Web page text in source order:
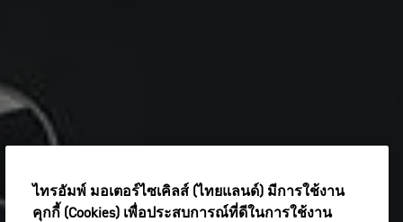
ไทรอัมพ์ มอเตอร์ไซเคิลส์ (ไทยแลนด์) มีการใช้งาน
คุกกี้ (Cookies) เพื่อประสบการณ์ที่ดีในการใช้งาน